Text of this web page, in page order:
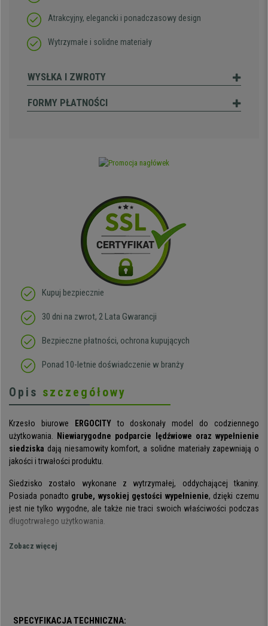
Atrakcyjny, elegancki i ponadczasowy design
Wytrzymałe i solidne materiały
WYSŁKA I ZWROTY
FORMY PŁATNOŚCI
Kupuj bezpiecznie
30 dni na zwrot, 2 Lata Gwarancji
Bezpieczne płatności, ochrona kupujących
Ponad 10-letnie doświadczenie w branży
Opis szczegółowy
Krzesło biurowe ERGOCITYto doskonały model do codziennego
użytkowania.
Niewiarygodne podparcie lędźwiowe oraz wypełnienie
siedziska dają niesamowity komfort, a solidne materiały zapewniają o
jakości i trwałości produktu.
Siedzisko zostało wykonane z wytrzymałej, oddychającej tkaniny.
Posiada ponadto grube, wysokiej gęstości wypełnienie, dzięki czemu
jest nie tylko wygodne, ale także nie traci swoich właściwości podczas
długotrwałego użytkowania.
Elementem wyróżniającym jest niewątpliwie
Zobacz więcej
SPECYFIKACJA TECHNICZNA: